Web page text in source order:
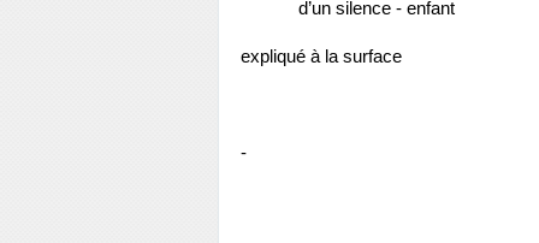
d’un silence - enfant
expliqué à la surface
-